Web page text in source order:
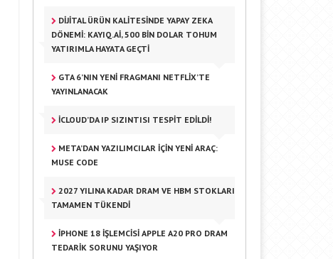
DİJİTAL ÜRÜN KALİTESİNDE YAPAY ZEKA
DÖNEMİ: KAYIQ.AI, 500 BİN DOLAR TOHUM
YATIRIMLA HAYATA GEÇTİ
GTA 6’NIN YENI FRAGMANI NETFLIX’TE
YAYINLANACAK
ICLOUD’DA IP SIZINTISI TESPIT EDILDI!
META’DAN YAZILIMCILAR IÇIN YENI ARAÇ:
MUSE CODE
2027 YILINA KADAR DRAM VE HBM STOKLARI
TAMAMEN TÜKENDI
IPHONE 18 İŞLEMCISI APPLE A20 PRO DRAM
TEDARIK SORUNU YAŞIYOR